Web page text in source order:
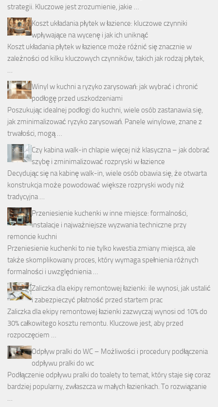
strategii. Kluczowe jest zrozumienie, jakie …
Koszt układania płytek w łazience: kluczowe czynniki
wpływające na wycenę i jak ich uniknąć
Koszt układania płytek w łazience może różnić się znacznie w
zależności od kilku kluczowych czynników, takich jak rodzaj płytek,
…
Winyl w kuchni a ryzyko zarysowań: jak wybrać i chronić
podłogę przed uszkodzeniami
Poszukując idealnej podłogi do kuchni, wiele osób zastanawia się,
jak zminimalizować ryzyko zarysowań. Panele winylowe, znane z
trwałości, mogą …
Czy kabina walk-in chlapie więcej niż klasyczna – jak dobrać
szybę i zminimalizować rozpryski w łazience
Decydując się na kabinę walk-in, wiele osób obawia się, że otwarta
konstrukcja może powodować większe rozpryski wody niż
tradycyjna …
Przeniesienie kuchenki w inne miejsce: formalności,
instalacje i najważniejsze wyzwania techniczne przy
remoncie kuchni
Przeniesienie kuchenki to nie tylko kwestia zmiany miejsca, ale
także skomplikowany proces, który wymaga spełnienia różnych
formalności i uwzględnienia …
Zaliczka dla ekipy remontowej łazienki: ile wynosi, jak ustalić
i zabezpieczyć płatność przed startem prac
Zaliczka dla ekipy remontowej łazienki zazwyczaj wynosi od 10% do
30% całkowitego kosztu remontu. Kluczowe jest, aby przed
rozpoczęciem …
Odpływ pralki do WC – Możliwości i procedury podłączenia
odpływu pralki do wc
Podłączenie odpływu pralki do toalety to temat, który staje się coraz
bardziej popularny, zwłaszcza w małych łazienkach. To rozwiązanie
…